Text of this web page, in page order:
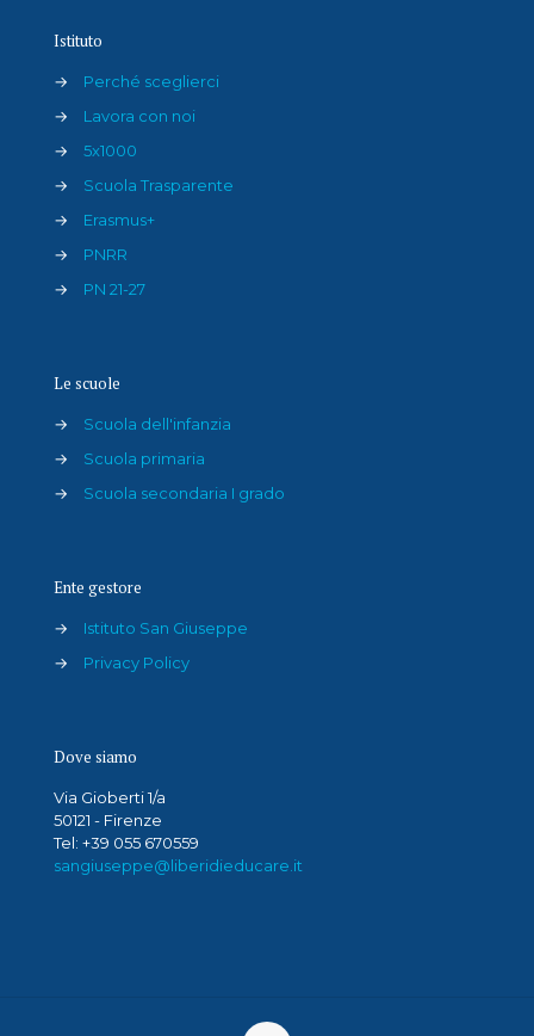
Istituto
→
Perché sceglierci
→
Lavora con noi
→
5x1000
→
Scuola Trasparente
→
Erasmus+
→
PNRR
→
PN 21-27
Le scuole
→
Scuola dell'infanzia
→
Scuola primaria
→
Scuola secondaria I grado
Ente gestore
→
Istituto San Giuseppe
→
Privacy Policy
Dove siamo
Via Gioberti 1/a
50121 - Firenze
Tel: +39 055 670559
sangiuseppe@liberidieducare.it